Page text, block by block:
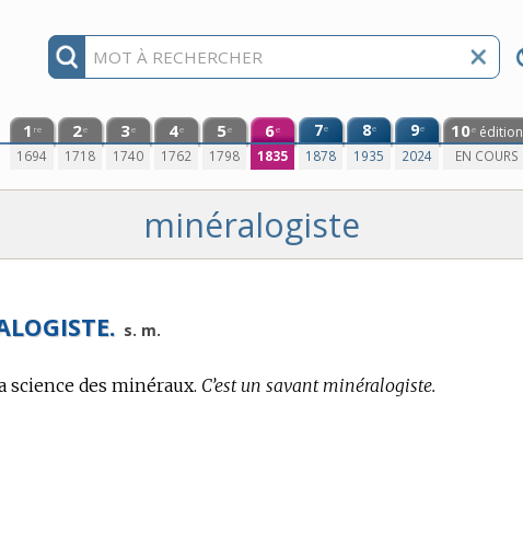
1 re
1694
2e
1718
3e
1740
4e
1762
5e
1798
6e
1835
7e
1878
8e
1935
9e
2024
10e édition
EN COURS
minéralogiste
s. m.
science des minéraux. C’est un savant minéralogiste.